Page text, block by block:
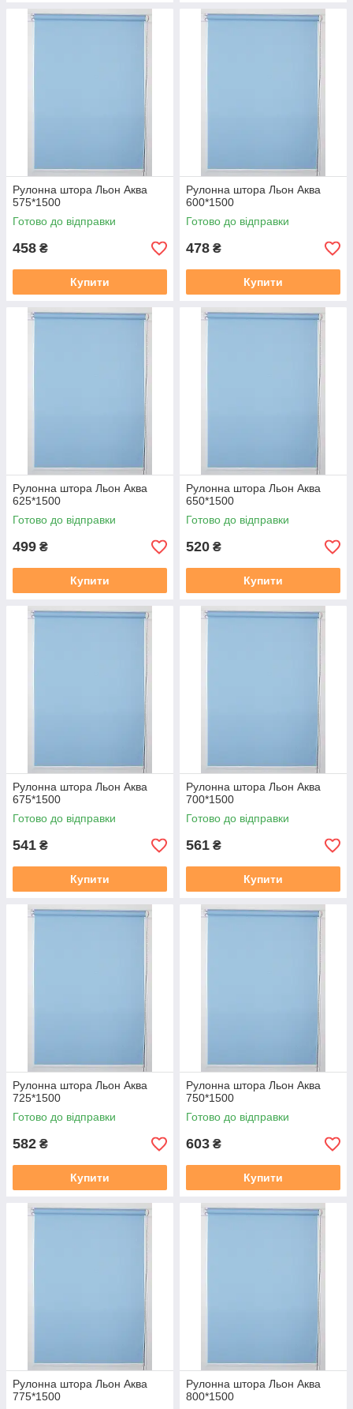
Рулонна штора Льон Аква
575*1500
Готово до відправки
458 ₴
Купити
Рулонна штора Льон Аква
600*1500
Готово до відправки
478 ₴
Купити
Рулонна штора Льон Аква
625*1500
Готово до відправки
499 ₴
Купити
Рулонна штора Льон Аква
650*1500
Готово до відправки
520 ₴
Купити
Рулонна штора Льон Аква
675*1500
Готово до відправки
541 ₴
Купити
Рулонна штора Льон Аква
700*1500
Готово до відправки
561 ₴
Купити
Рулонна штора Льон Аква
725*1500
Готово до відправки
582 ₴
Купити
Рулонна штора Льон Аква
750*1500
Готово до відправки
603 ₴
Купити
Рулонна штора Льон Аква
775*1500
Рулонна штора Льон Аква
800*1500